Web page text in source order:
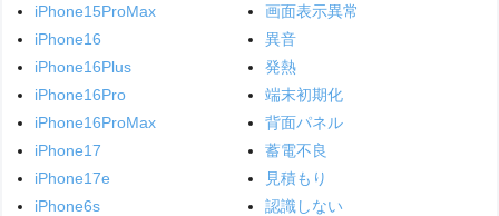
iPhone15ProMax
iPhone16
iPhone16Plus
iPhone16Pro
iPhone16ProMax
iPhone17
iPhone17e
iPhone6s
画面表示異常
異音
発熱
端末初期化
背面パネル
蓄電不良
見積もり
認識しない